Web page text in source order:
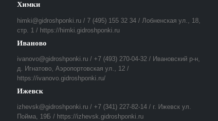
Химки
himki@gidroshponki.ru / 7 (495) 155 32 34 / Лобненская ул., 18,
стр. 1 / https://himki.gidroshponki.ru
Иваново
ivanovo@gidroshponki.ru / +7 (493) 270-04-32 / Ивановский р-н,
д. Игнатово, Аэропортовская ул., 12 /
https://ivanovo.gidroshponki.ru/
Ижевск
izhevsk@gidroshponki.ru / +7 (341) 227-82-14 / г. Ижевск ул.
Пойма, 19Б / https://izhevsk.gidroshponki.ru